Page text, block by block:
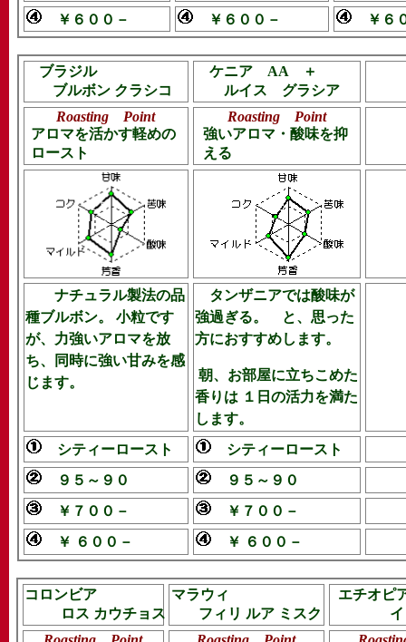
￥６００－
￥６００－ ￥６
ブラジル
ブルボン クラシコ
ケニア AA ＋
ルイス グラシア
Roasting Point
アロマを活かす軽めの
ロースト
Roasting Point
強いアロマ・酸味を抑
える
ナチュラル製法の品
種ブルボン。 小粒です
が、力強いアロマを放
ち、同時に強い甘みを感
じます。
タンザニアでは酸味が
強過ぎる。 と、思った
方におすすめします。
朝、お部屋に立ちこめた
香りは １日の活力を満た
します。
シティーロースト
シティーロースト
９５～９０
９５～９０
￥７００－
￥７００－
￥ ６００－
￥ ６００－
コロンビア
ロス カウチョス
マラウィ
フィリ ルア ミスク
エチオピ